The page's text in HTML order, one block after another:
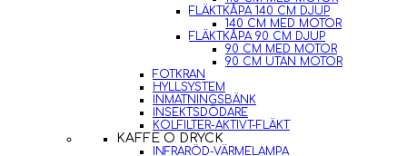
FLÄKTKÅPA 140 CM DJUP
140 CM MED MOTOR
FLÄKTKÅPA 90 CM DJUP
90 CM MED MOTOR
90 CM UTAN MOTOR
FOTKRAN
HYLLSYSTEM
INMATNINGSBÄNK
INSEKTSDÖDARE
KOLFILTER-AKTIVT-FLÄKT
KAFFE O DRYCK
INFRARÖD-VÄRMELAMPA